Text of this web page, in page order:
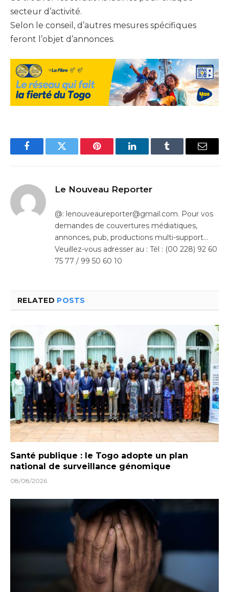
secteur d’activité.
Selon le conseil, d’autres mesures spécifiques
feront l’objet d’annonces.
FacebookTwitter Pinterest LinkedInTumblr Email
Le Nouveau Reporter
@: lenouveaureporter@gmail.com. Pour vos
demandes de couvertures médiatiques,
annonces, pub, productions multi-support…
Veuillez-vous adresser au : Tél : (00 228) 92 60
75 77 / 99 50 60 10
RELATED POSTS
Santé publique : le Togo adopte un plan
national de surveillance génomique
08/08/2026